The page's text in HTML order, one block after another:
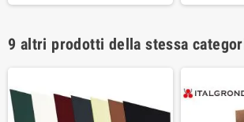
9 altri prodotti della stessa